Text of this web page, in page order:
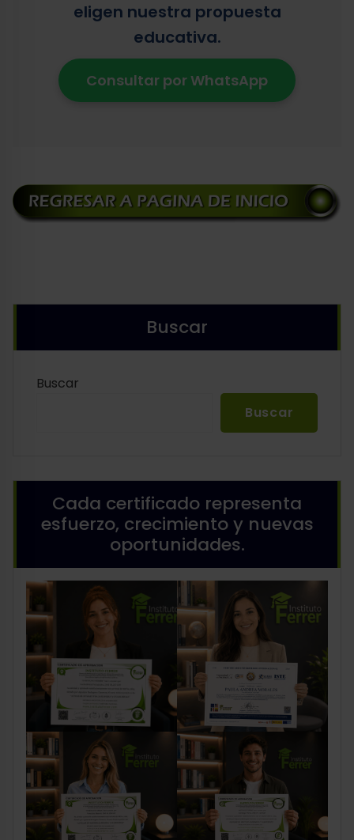
eligen nuestra propuesta
educativa.
Consultar por WhatsApp
Buscar
Buscar
Buscar
Cada certificado representa
esfuerzo, crecimiento y nuevas
oportunidades.